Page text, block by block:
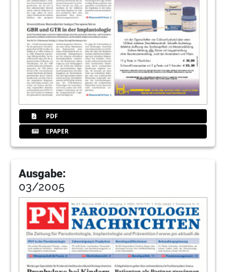
PDF
EPAPER
Ausgabe:
03/2005